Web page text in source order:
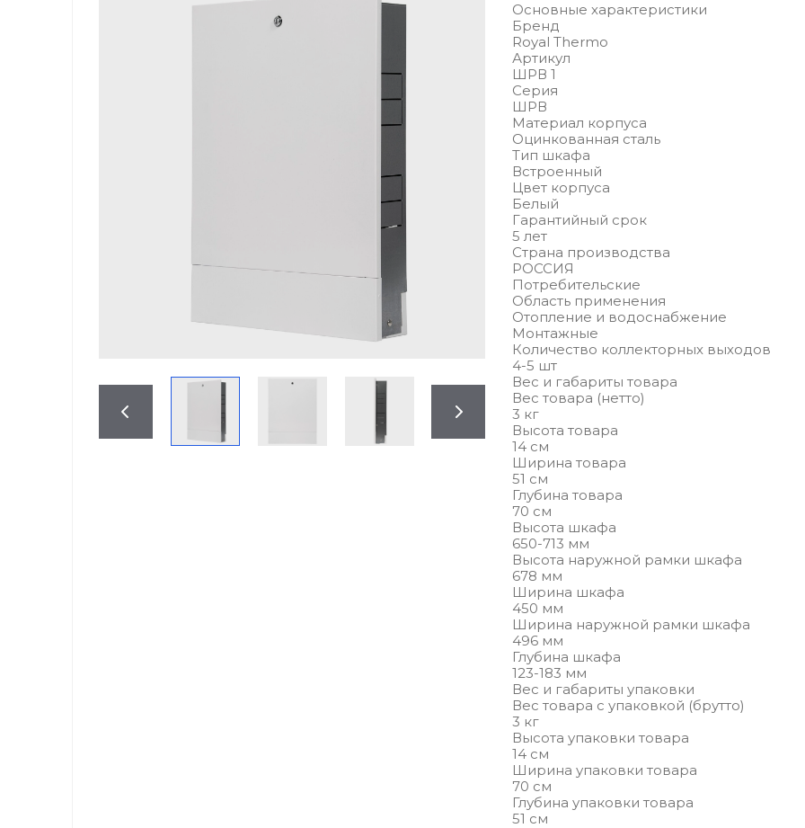
Основные характеристики
Бренд
Royal Thermo
Артикул
ШРВ 1
Серия
ШРВ
Материал корпуса
Оцинкованная сталь
Тип шкафа
Встроенный
Цвет корпуса
Белый
Гарантийный срок
5 лет
Страна производства
РОССИЯ
Потребительские
Область применения
Отопление и водоснабжение
Монтажные
Количество коллекторных выходов
4-5 шт
Вес и габариты товара
Вес товара (нетто)
3 кг
Высота товара
14 см
Ширина товара
51 см
Глубина товара
70 см
Высота шкафа
650-713 мм
Высота наружной рамки шкафа
678 мм
Ширина шкафа
450 мм
Ширина наружной рамки шкафа
496 мм
Глубина шкафа
123-183 мм
Вес и габариты упаковки
Вес товара с упаковкой (брутто)
3 кг
Высота упаковки товара
14 см
Ширина упаковки товара
70 см
Глубина упаковки товара
51 см